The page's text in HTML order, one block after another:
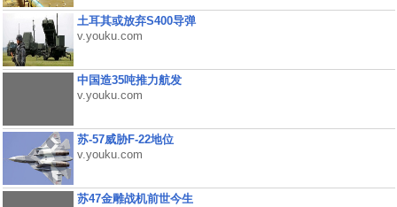
土耳其或放弃S400导弹
v.youku.com
中国造35吨推力航发
v.youku.com
苏-57威胁F-22地位
v.youku.com
苏47金雕战机前世今生